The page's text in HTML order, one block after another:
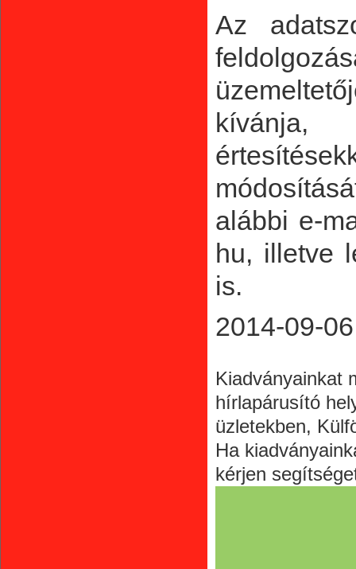
Az
alábbi e-
hu, illetve
is.
2014-09-06
Kiadványainkat
hírlapárusító
üzletekben,
Ha
kérjen